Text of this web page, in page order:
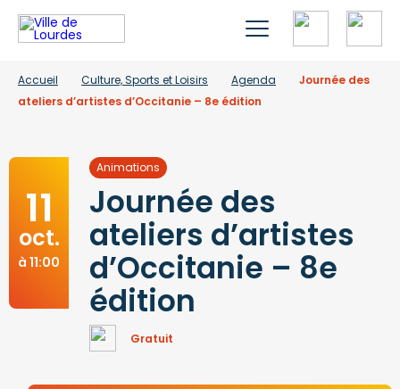
Accueil Culture, Sports et Loisirs Agenda
Journée des
ateliers d’artistes d’Occitanie – 8e édition
11
oct.
à 11:00
Animations
Journée des
ateliers d’artistes
d’Occitanie – 8e
édition
Gratuit